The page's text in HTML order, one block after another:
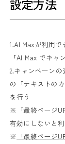
設定方法
1.AI Maxが利用
「AI Max でキ
2.キャンペーン
の「テキストの
を行う
※「最終ページ
有効にしないと
※ 「最終ページ